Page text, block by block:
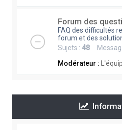
Forum des
FAQ des difficultés
forum et des
Sujets : 48
Modérateur :